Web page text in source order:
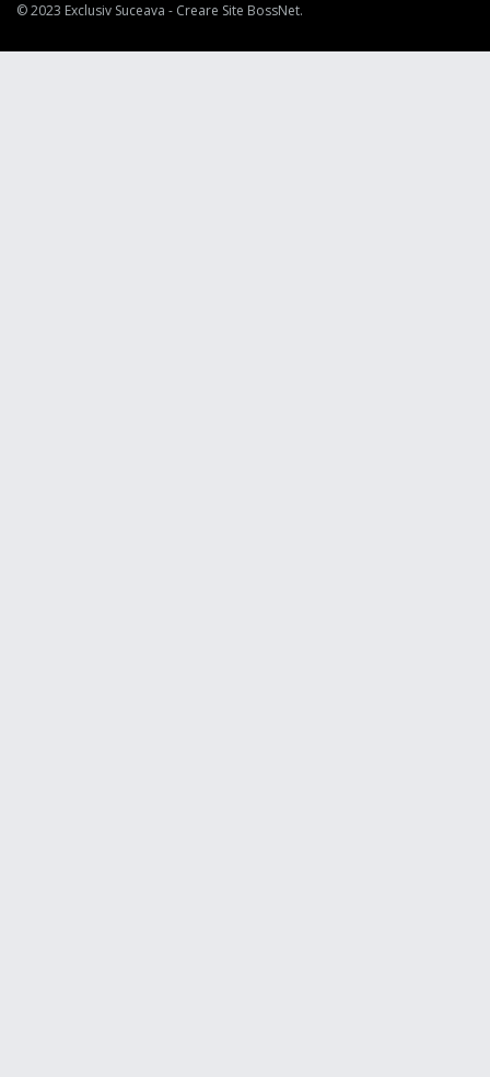
© 2023 Exclusiv Suceava - Creare Site BossNet.